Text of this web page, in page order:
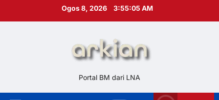
Ogos 8, 2026 3:55:07 AM
Portal BM dari LNA